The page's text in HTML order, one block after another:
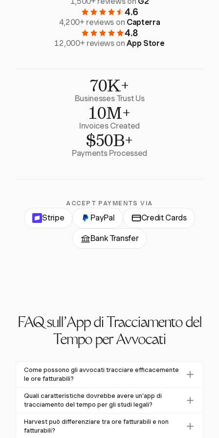
4.6
4,200+ reviews on Capterra
4.8
12,000+ reviews onApp Store
70K+
Businesses Trust Us
10M+
Invoices Created
$50B+
Payments Processed
ACCEPT PAYMENTS VIA
Stripe PayPal Credit Cards
Bank Transfer
FAQ sull'App di Tracciamento del
Tempo per Avvocati
Come possono gli avvocati tracciare efficacemente
le ore fatturabili?
Gli avvocati possono tracciare efficacemente le ore
fatturabili utilizzando app di tracciamento del tempo
consentono il tracciamento in tempo reale con timer
Quali caratteristiche dovrebbe avere un'app di
tracciamento del tempo per gli studi legali?
Un'app di tracciamento del tempo per gli studi legali
dovrebbe avere cattura automatizzata del tempo,
Harvest può differenziare tra ore fatturabili e non
fatturabili?